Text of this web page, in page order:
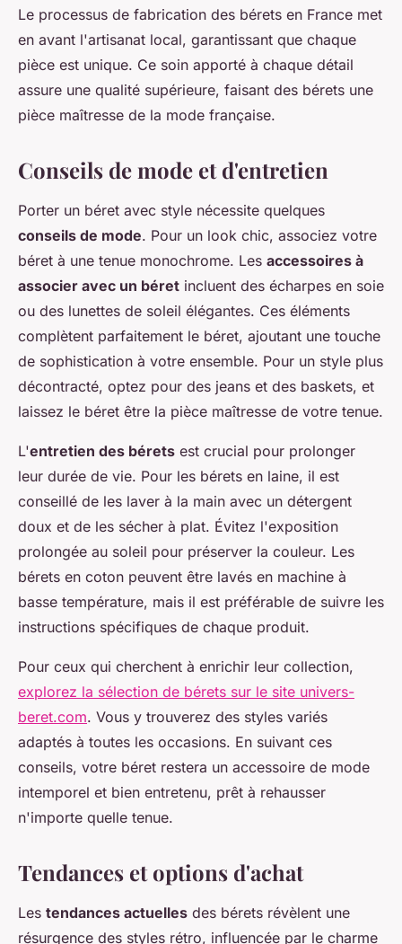
Le processus de fabrication des bérets en France met
en avant l'artisanat local, garantissant que chaque
pièce est unique. Ce soin apporté à chaque détail
assure une qualité supérieure, faisant des bérets une
pièce maîtresse de la mode française.
Conseils de mode et d'entretien
Porter un béret avec style nécessite quelques
conseils de mode. Pour un look chic, associez votre
béret à une tenue monochrome. Les accessoires à
associer avec un béret incluent des écharpes en soie
ou des lunettes de soleil élégantes. Ces éléments
complètent parfaitement le béret, ajoutant une touche
de sophistication à votre ensemble. Pour un style plus
décontracté, optez pour des jeans et des baskets, et
laissez le béret être la pièce maîtresse de votre tenue.
L'entretien des bérets est crucial pour prolonger
leur durée de vie. Pour les bérets en laine, il est
conseillé de les laver à la main avec un détergent
doux et de les sécher à plat. Évitez l'exposition
prolongée au soleil pour préserver la couleur. Les
bérets en coton peuvent être lavés en machine à
basse température, mais il est préférable de suivre les
instructions spécifiques de chaque produit.
Pour ceux qui cherchent à enrichir leur collection,
explorez la sélection de bérets sur le site univers-
beret.com. Vous y trouverez des styles variés
adaptés à toutes les occasions. En suivant ces
conseils, votre béret restera un accessoire de mode
intemporel et bien entretenu, prêt à rehausser
n'importe quelle tenue.
Tendances et options d'achat
Les tendances actuelles des bérets révèlent une
résurgence des styles rétro, influencée par le charme